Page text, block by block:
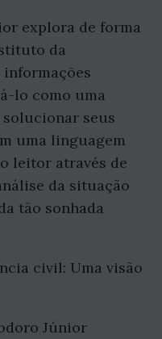
explora de forma
da
lo como uma
seus
uma linguagem
leitor através de
da situação
tão sonhada
civil: Uma visão
Júnior